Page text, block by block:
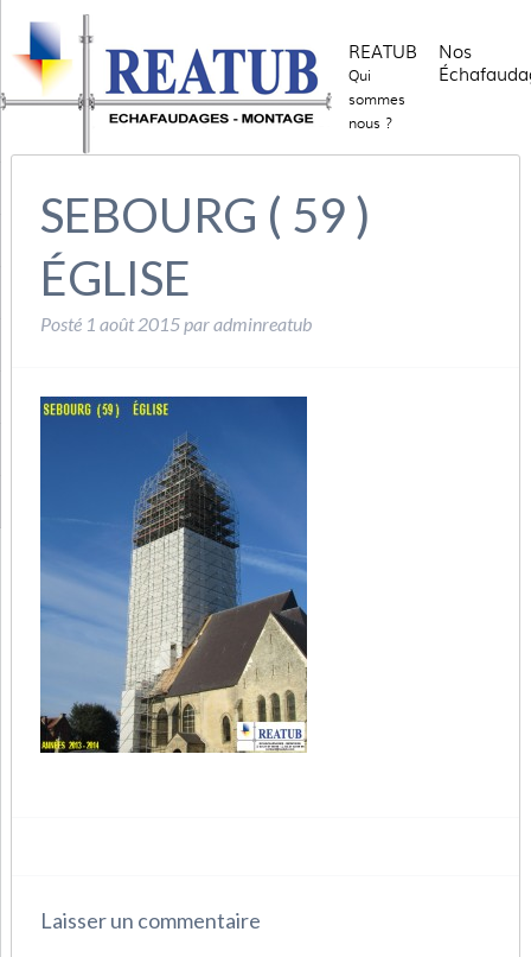
REATUB
Qui
sommes
nous ?
Nos
SEBOURG ( 59 )
ÉGLISE
Posté 1 août 2015paradminreatub
Laisser un commentaire